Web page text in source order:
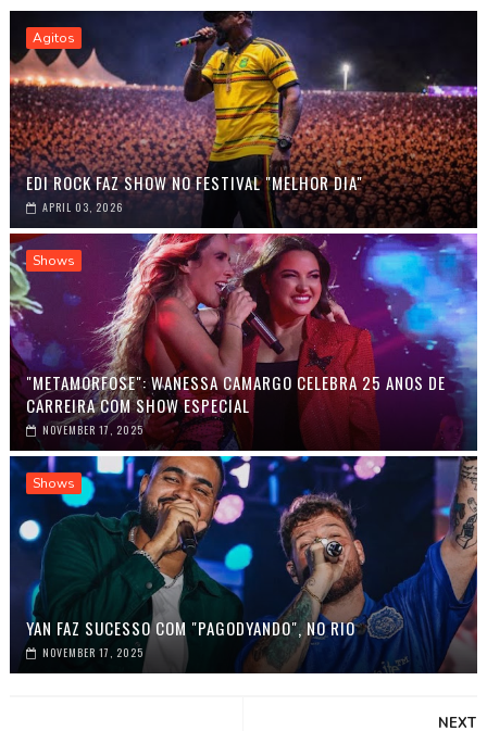
Agitos
EDI ROCK FAZ SHOW NO FESTIVAL "MELHOR DIA"
APRIL 03, 2026
Shows
"METAMORFOSE": WANESSA CAMARGO CELEBRA 25 ANOS DE
CARREIRA COM SHOW ESPECIAL
NOVEMBER 17, 2025
Shows
YAN FAZ SUCESSO COM "PAGODYANDO", NO RIO
NOVEMBER 17, 2025
NEXT